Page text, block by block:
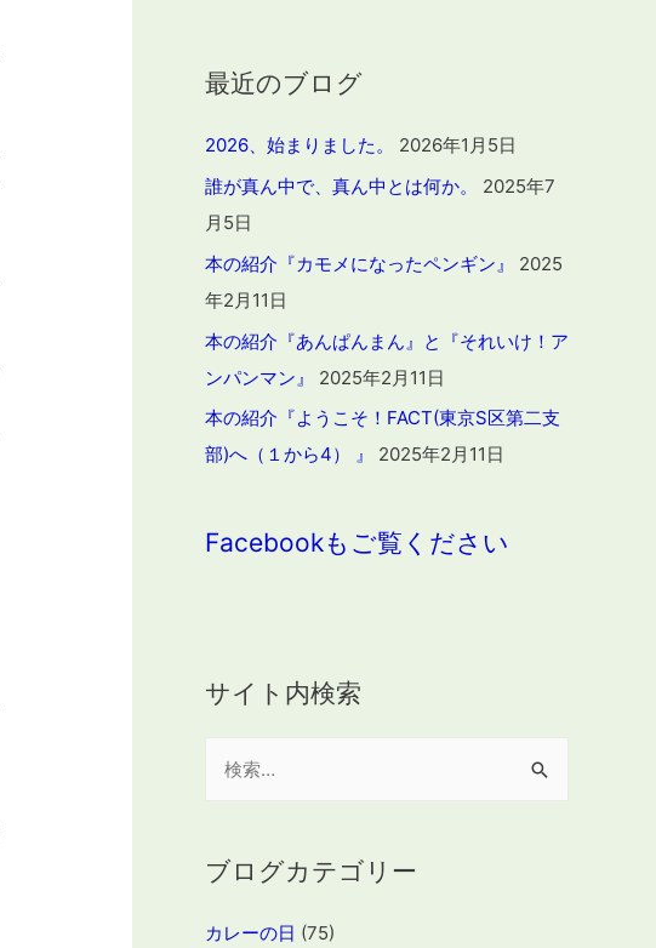
最近のブログ
2026、始まりました。
2026年1月5日
誰が真ん中で、真ん中とは何か。
2025年7
月5日
本の紹介『カモメになったペンギン』
2025
年2月11日
本の紹介『あんぱんまん』と『それいけ！ア
ンパンマン』
2025年2月11日
本の紹介『ようこそ！FACT(東京S区第二支
部)へ（１から4） 』
2025年2月11日
Facebookもご覧ください
サイト内検索
ブログカテゴリー
カレーの日 (75)